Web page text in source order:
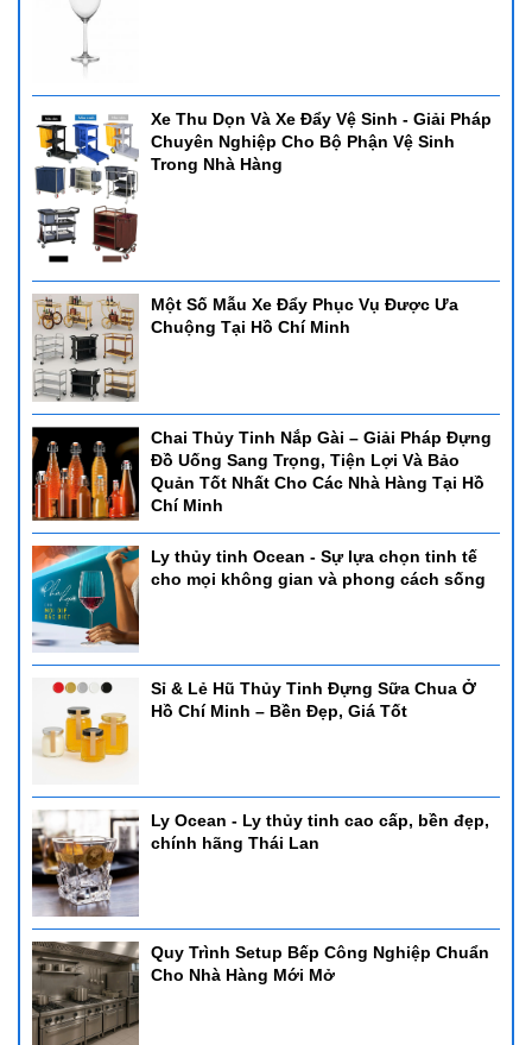
Xe Thu Dọn Và Xe Đẩy Vệ Sinh - Giải Pháp
Chuyên Nghiệp Cho Bộ Phận Vệ Sinh
Trong Nhà Hàng
Một Số Mẫu Xe Đẩy Phục Vụ Được Ưa
Chuộng Tại Hồ Chí Minh
Chai Thủy Tinh Nắp Gài – Giải Pháp Đựng
Đồ Uống Sang Trọng, Tiện Lợi Và Bảo
Quản Tốt Nhất Cho Các Nhà Hàng Tại Hồ
Chí Minh
Ly thủy tinh Ocean - Sự lựa chọn tinh tế
cho mọi không gian và phong cách sống
Sỉ & Lẻ Hũ Thủy Tinh Đựng Sữa Chua Ở
Hồ Chí Minh – Bền Đẹp, Giá Tốt
Ly Ocean - Ly thủy tinh cao cấp, bền đẹp,
chính hãng Thái Lan
Quy Trình Setup Bếp Công Nghiệp Chuẩn
Cho Nhà Hàng Mới Mở